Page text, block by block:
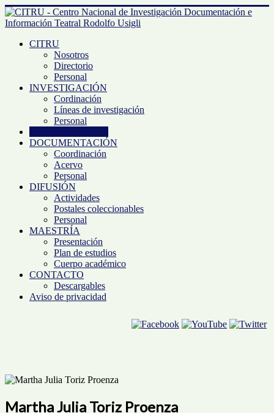
CITRU
Nosotros
Directorio
Personal
INVESTIGACIÓN
Cordinación
Líneas de investigación
Personal
DOCUMENTACIÓN
Coordinación
Acervo
Personal
DIFUSIÓN
Actividades
Postales coleccionables
Personal
MAESTRÍA
Presentación
Plan de estudios
Cuerpo académico
CONTACTO
Descargables
Aviso de privacidad
Martha Julia Toriz Proenza